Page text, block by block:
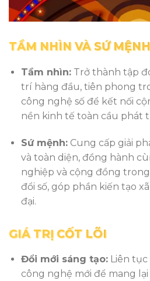
TẦM NHÌN VÀ SỨ MỆNH
Tầm nhìn:Trở thành tập
trí hàng đầu, tiên phong
công nghệ số để kết nối
nền kinh tế toàn cầu phát
Sứ mệnh:Cung cấp giải
và toàn diện, đồng hành
nghiệp và cộng đồng
đổi số, góp phần kiến tạo
đại.
GIÁ TRỊ CỐT LÕI
Đổi mới sáng tạo:Liên tục
công nghệ mới để mang